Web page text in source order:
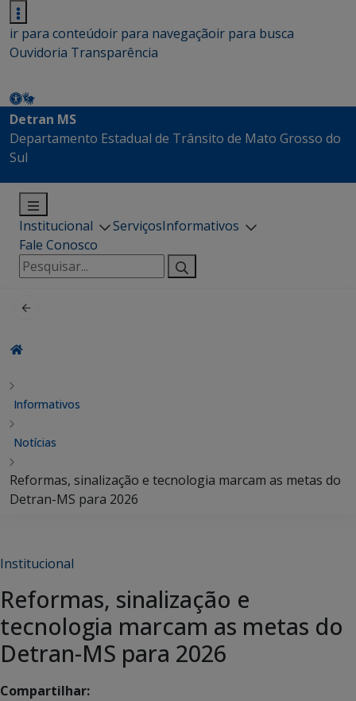
ir para conteúdoir para navegaçãoir para busca
Ouvidoria Transparência
Detran MS
Departamento Estadual de Trânsito de Mato Grosso do
Sul
Institucional ServiçosInformativos
Fale Conosco
Pesquisar
por:
Informativos
Notícias
Reformas, sinalização e tecnologia marcam as metas do
Detran-MS para 2026
Institucional
Reformas, sinalização e
tecnologia marcam as metas do
Detran-MS para 2026
Compartilhar: